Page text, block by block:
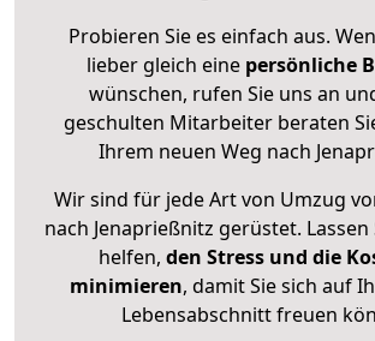
Probieren Sie es einfach aus.
lieber gleich eine persönliche
wünschen, rufen Sie uns an
geschulten Mitarbeiter beraten
Ihrem neuen Weg nach
Wir sind für jede Art von Umzug
nach Jenaprießnitz gerüstet. Lassen
helfen, den Stress und die
minimieren, damit Sie sich auf
Lebensabschnitt freuen